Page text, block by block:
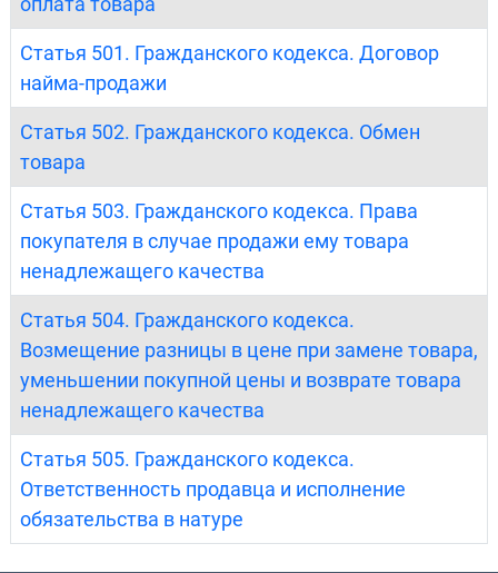
Статья 501. Гражданского кодекса. Договор
найма-продажи
Статья 502. Гражданского кодекса. Обмен
товара
Статья 503. Гражданского кодекса. Права
покупателя в случае продажи ему товара
ненадлежащего качества
Статья 504. Гражданского кодекса.
Возмещение разницы в цене при замене товара,
уменьшении покупной цены и возврате товара
ненадлежащего качества
Статья 505. Гражданского кодекса.
Ответственность продавца и исполнение
обязательства в натуре